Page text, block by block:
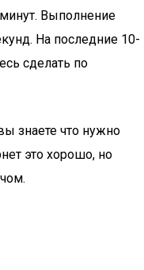
Выполнение
На последние 10-
сделать по
знаете что нужно
это хорошо, но